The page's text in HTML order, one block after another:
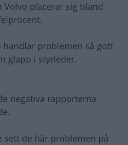
Volvo placerar sig bland
handlar problemen så gott
glapp i styrleder.
negativa rapporterna
sett de här problemen på